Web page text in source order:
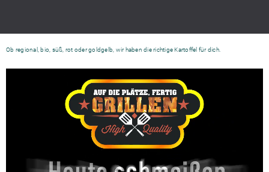
Ob regional, bio, süß, rot oder goldgelb, wir haben die richtige Kartoffel für dich.